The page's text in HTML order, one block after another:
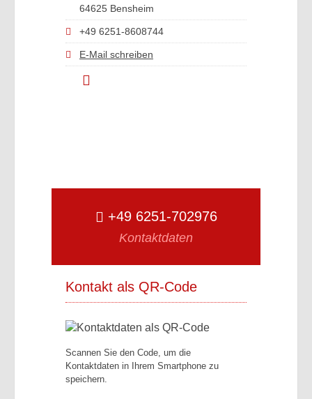
64625 Bensheim
+49 6251-8608744
E-Mail schreiben
+49 6251-702976
Kontaktdaten
Kontakt als QR-Code
Scannen Sie den Code, um die
Kontaktdaten in Ihrem Smartphone zu
speichern.